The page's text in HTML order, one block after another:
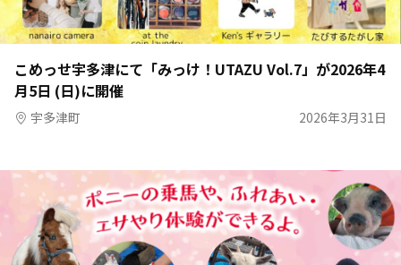
こめっせ宇多津にて「みっけ！UTAZU Vol.7」が2026年4
月5日 (日)に開催
宇多津町 2026年3月31日